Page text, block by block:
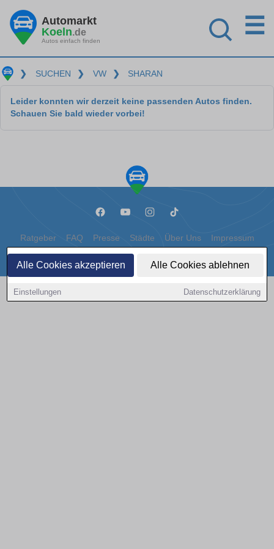
Alle Cookies akzeptieren Alle Cookies ablehnen
Einstellungen Datenschutzerklärung
Automarkt
Koeln.de
Autos einfach finden
☰
❯ SUCHEN ❯ VW ❯ SHARAN
Leider konnten wir derzeit keine passenden Autos finden.
Schauen Sie bald wieder vorbei!
Ratgeber FAQ Presse Städte Über Uns Impressum
Datenschutz Cookies
Copyright © 2000 - 2026 | 1A Infosysteme GmbH | Content by: 1a-sites-autos